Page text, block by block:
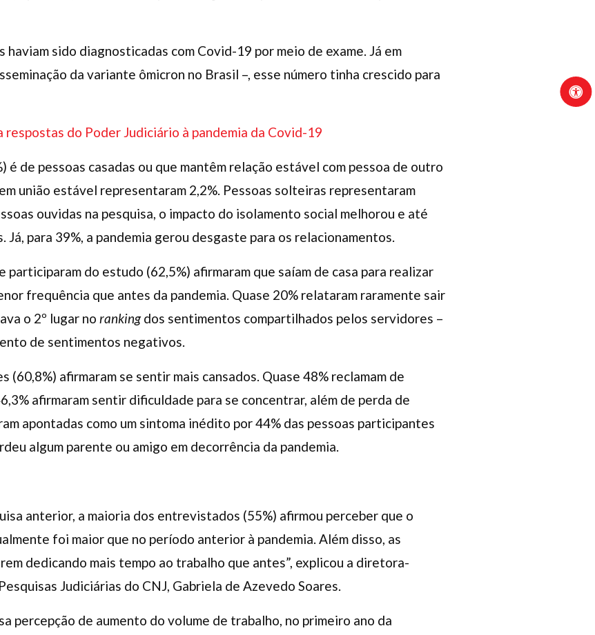
haviam sido diagnosticadas com Covid-19 por meio de exame. Já em
da variante ômicron no Brasil –, esse número tinha crescido para
respostas do Poder Judiciário à pandemia da Covid-19
é de pessoas casadas ou que mantêm relação estável com pessoa de outro
união estável representaram 2,2%. Pessoas solteiras representaram
ouvidas na pesquisa, o impacto do isolamento social melhorou e até
Já, para 39%, a pandemia gerou desgaste para os relacionamentos.
participaram do estudo (62,5%) afirmaram que saíam de casa para realizar
frequência que antes da pandemia. Quase 20% relataram raramente sair
o 2º lugar no rankingdos sentimentos compartilhados pelos servidores –
de sentimentos negativos.
(60,8%) afirmaram se sentir mais cansados. Quase 48% reclamam de
afirmaram sentir dificuldade para se concentrar, além de perda de
apontadas como um sintoma inédito por 44% das pessoas participantes
algum parente ou amigo em decorrência da pandemia.
anterior, a maioria dos entrevistados (55%) afirmou perceber que o
foi maior que no período anterior à pandemia. Além disso, as
dedicando mais tempo ao trabalho que antes”, explicou a diretora-
Judiciárias do CNJ, Gabriela de Azevedo Soares.
percepção de aumento do volume de trabalho, no primeiro ano da